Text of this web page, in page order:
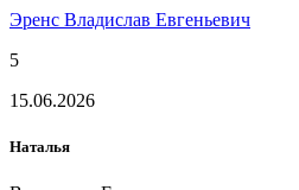
Эренс Владислав Евгеньевич
5
15.06.2026
Наталья